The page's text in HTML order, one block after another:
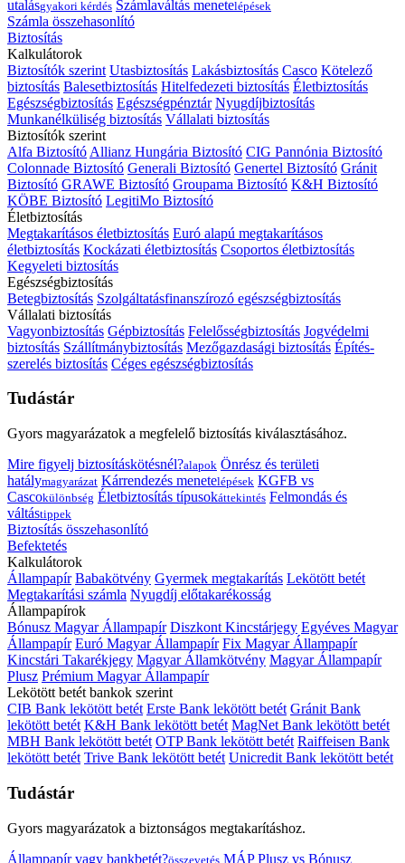
utalásgyakori kérdés Számlaváltás menetelépések
Számla összehasonlító
Biztosítás
Kalkulátorok
Biztosítók szerint Utasbiztosítás Lakásbiztosítás Casco Kötelező
biztosítás Balesetbiztosítás Hitelfedezeti biztosítás Életbiztosítás
Egészségbiztosítás Egészségpénztár Nyugdíjbiztosítás
Munkanélküliség biztosítás Vállalati biztosítás
Biztosítók szerint
Alfa Biztosító Allianz Hungária Biztosító CIG Pannónia Biztosító
Colonnade Biztosító Generali Biztosító Genertel Biztosító Gránit
Biztosító GRAWE Biztosító Groupama Biztosító K&H Biztosító
KÖBE Biztosító LegitiMo Biztosító
Életbiztosítás
Megtakarításos életbiztosítás Euró alapú megtakarításos
életbiztosítás Kockázati életbiztosítás Csoportos életbiztosítás
Kegyeleti biztosítás
Egészségbiztosítás
Betegbiztosítás Szolgáltatásfinanszírozó egészségbiztosítás
Vállalati biztosítás
Vagyonbiztosítás Gépbiztosítás Felelősségbiztosítás Jogvédelmi
biztosítás Szállítmánybiztosítás Mezőgazdasági biztosítás Építés-
szerelés biztosítás Céges egészségbiztosítás
Tudástár
Gyors magyarázatok a megfelelő biztosítás kiválasztásához.
Mire figyelj biztosításkötésnél?alapok Önrész és területi
hatálymagyarázat Kárrendezés menetelépések KGFB vs
Cascokülönbség Életbiztosítás típusokáttekintés Felmondás és
váltástippek
Biztosítás összehasonlító
Befektetés
Kalkulátorok
Állampapír Babakötvény Gyermek megtakarítás Lekötött betét
Megtakarítási számla Nyugdíj előtakarékosság
Állampapírok
Bónusz Magyar Állampapír Diszkont Kincstárjegy Egyéves Magyar
Állampapír Euró Magyar Állampapír Fix Magyar Állampapír
Kincstári Takarékjegy Magyar Államkötvény Magyar Állampapír
Plusz Prémium Magyar Állampapír
Lekötött betét bankok szerint
CIB Bank lekötött betét Erste Bank lekötött betét Gránit Bank
lekötött betét K&H Bank lekötött betét MagNet Bank lekötött betét
MBH Bank lekötött betét OTP Bank lekötött betét Raiffeisen Bank
lekötött betét Trive Bank lekötött betét Unicredit Bank lekötött betét
Tudástár
Gyors magyarázatok a biztonságos megtakarításhoz.
Állampapír vagy bankbetét?összevetés MÁP Plusz vs Bónusz